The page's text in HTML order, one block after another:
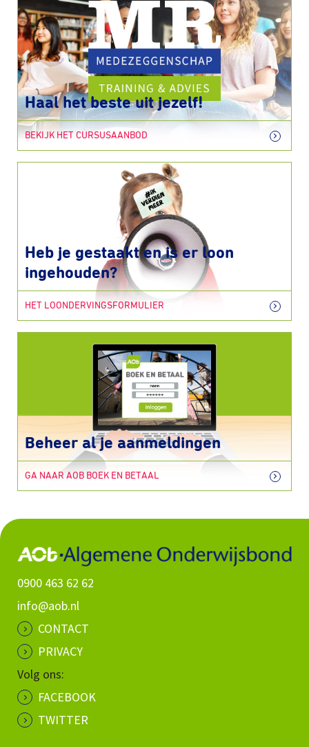
Haal het beste uit jezelf!
BEKIJK HET CURSUSAANBOD
Heb je gestaakt en is er loon
ingehouden?
HET LOONDERVINGSFORMULIER
Beheer al je aanmeldingen
GA NAAR AOB BOEK EN BETAAL
0900 463 62 62
info@aob.nl
CONTACT
PRIVACY
Volg ons:
FACEBOOK
TWITTER